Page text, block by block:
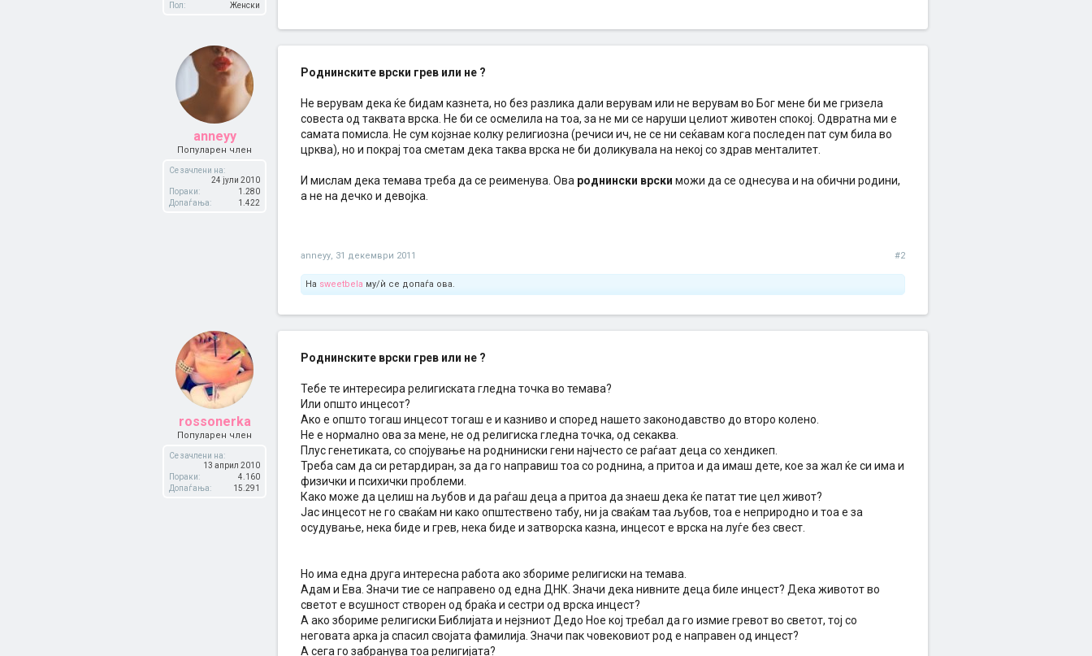
Пол:
Женски
anneyy
Популарен член
Се зачлени на:
24 јули 2010
Пораки:
1.280
Допаѓања:
1.422
Роднинските врски грев или не ?
Не верувам дека ќе бидам казнета, но без разлика дали верувам или не верувам во Бог мене би ме гризела
совеста од таквата врска. Не би се осмелила на тоа, за не ми се наруши целиот животен спокој. Одвратна ми е
самата помисла. Не сум којзнае колку религиозна (речиси ич, не се ни сеќавам кога последен пат сум била во
црква), но и покрај тоа сметам дека таква врска не би доликувала на некој со здрав менталитет.
И мислам дека темава треба да се реименува. Ова роднински врски можи да се однесува и на обични родини,
а не на дечко и девојка.
anneyy, 31 декември 2011 #2
На sweetbela му/ѝ се допаѓа ова.
rossonerka
Популарен член
Се зачлени на:
13 април 2010
Пораки:
4.160
Допаѓања:
15.291
Роднинските врски грев или не ?
Тебе те интересира религиската гледна точка во темава?
Или општо инцесот?
Ако е општо тогаш инцесот тогаш е и казниво и според нашето законодавство до второ колено.
Не е нормално ова за мене, не од религиска гледна точка, од секаква.
Плус генетиката, со спојување на родниниски гени најчесто се раѓаат деца со хендикеп.
Треба сам да си ретардиран, за да го направиш тоа со роднина, а притоа и да имаш дете, кое за жал ќе си има и
физички и психички проблеми.
Како може да целиш на љубов и да раѓаш деца а притоа да знаеш дека ќе патат тие цел живот?
Јас инцесот не го сваќам ни како општествено табу, ни ја сваќам таа љубов, тоа е неприродно и тоа е за
осудување, нека биде и грев, нека биде и затворска казна, инцесот е врска на луѓе без свест.
Но има една друга интересна работа ако збориме религиски на темава.
Адам и Ева. Значи тие се направено од една ДНК. Значи дека нивните деца биле инцест? Дека животот во
светот е всушност створен од браќа и сестри од врска инцест?
А ако збориме религиски Библијата и нејзниот Дедо Ное кој требал да го измие гревот во светот, тој со
неговата арка ја спасил својата фамилија. Значи пак човековиот род е направен од инцест?
А сега го забранува тоа религијата?